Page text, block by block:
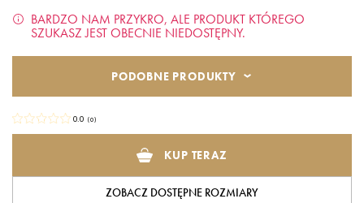
BARDZO NAM PRZYKRO, ALE PRODUKT KTÓREGO
SZUKASZ JEST OBECNIE NIEDOSTĘPNY.
PODOBNE PRODUKTY
0.0 (0)
KUP TERAZ
ZOBACZ DOSTĘPNE ROZMIARY